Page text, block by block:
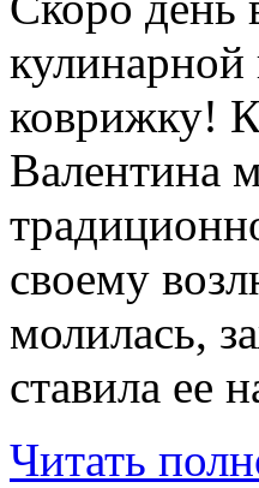
коврижку!
Валентина
своему
молилась,
ставила ее
Читать